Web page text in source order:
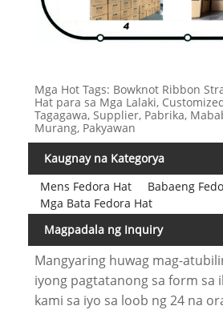
Mga Hot Tags: Bowknot Ribbon
Hat para sa Mga Lalaki,
Tagagawa, Supplier, Pabrika,
Murang, Pakyawan
Kaugnay na Kategorya
Mens Fedora Hat
Babaeng
Mga Bata Fedora Hat
Magpadala ng Inquiry
Mangyaring huwag mag-
iyong pagtatanong sa form sa
kami sa iyo sa loob ng 24 na